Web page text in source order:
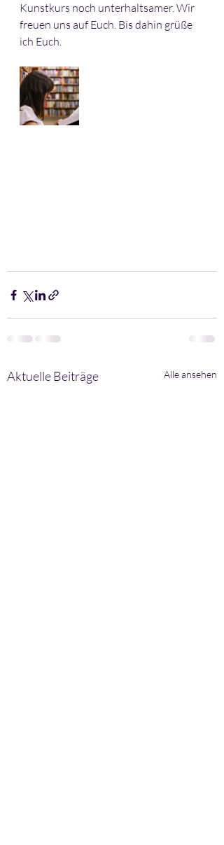
Kunstkurs noch unterhaltsamer. Wir
freuen uns auf Euch. Bis dahin grüße
ich Euch.
Aktuelle Beiträge Alle ansehen